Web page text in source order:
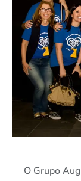
O Grupo